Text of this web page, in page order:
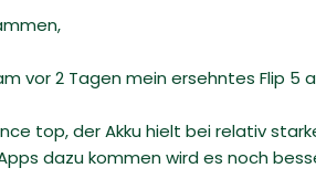
vor 2 Tagen mein ersehntes Flip
top, der Akku hielt bei relativ
dazu kommen wird es noch